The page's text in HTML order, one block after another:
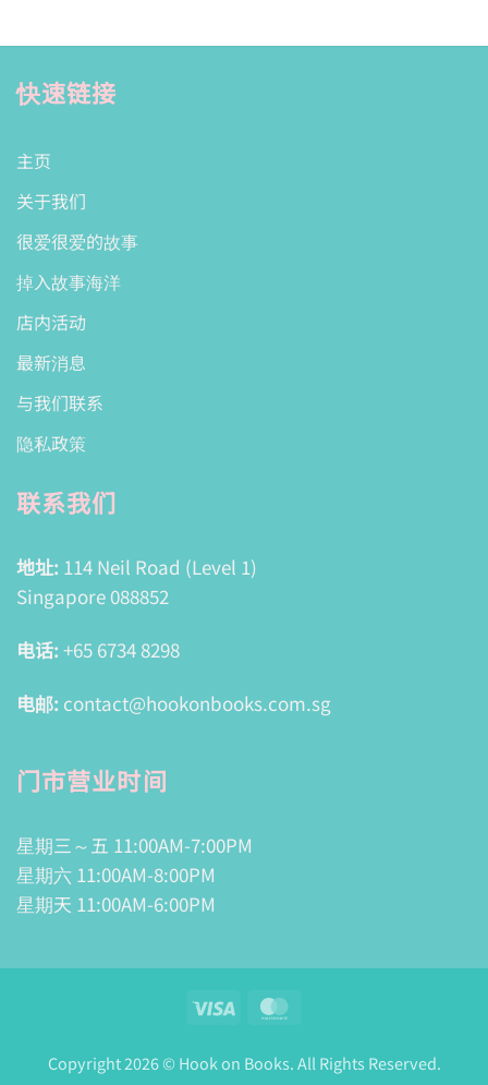
快速链接
主页
关于我们
很爱很爱的故事
掉入故事海洋
店内活动
最新消息
与我们联系
隐私政策
联系我们
地址: 114 Neil Road (Level 1)
Singapore 088852
电话: +65 6734 8298
电邮: contact@hookonbooks.com.sg
门市营业时间
星期三～五 11:00AM-7:00PM
星期六 11:00AM-8:00PM
星期天 11:00AM-6:00PM
Visa
Copyright 2026 © Hook on Books. All Rights Reserved.